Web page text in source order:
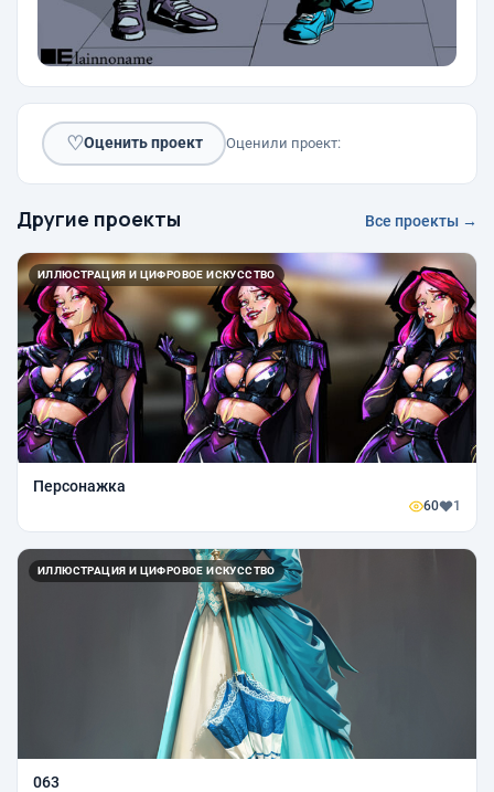
♡Оценить проект Оценили проект:
Другие проекты Все проекты →
ИЛЛЮСТРАЦИЯ И ЦИФРОВОЕ ИСКУССТВО
Персонажка
60 1
ИЛЛЮСТРАЦИЯ И ЦИФРОВОЕ ИСКУССТВО
063